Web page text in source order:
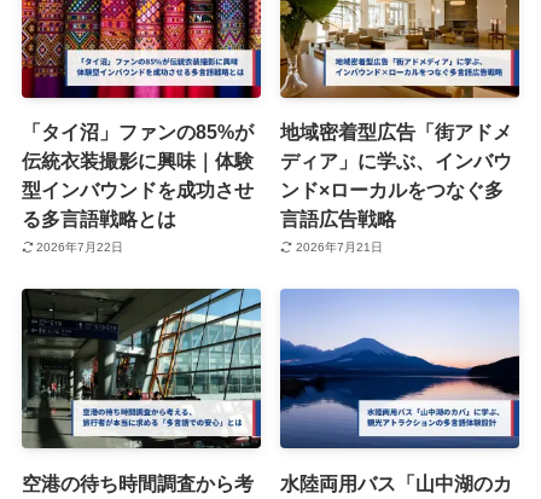
「タイ沼」ファンの85%が
伝統衣装撮影に興味｜体験
型インバウンドを成功させ
る多言語戦略とは
2026年7月22日
地域密着型広告「街アドメ
ディア」に学ぶ、インバウ
ンド×ローカルをつなぐ多
言語広告戦略
2026年7月21日
空港の待ち時間調査から考
水陸両用バス「山中湖のカ